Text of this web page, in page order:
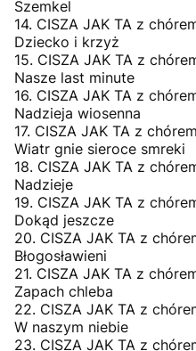
Szemkel
14. CISZA JAK TA z
Dziecko i krzyż
15. CISZA JAK TA z
Nasze last minute
16. CISZA JAK TA z
Nadzieja wiosenna
17. CISZA JAK TA z
Wiatr gnie sieroce smreki
18. CISZA JAK TA z
Nadzieje
19. CISZA JAK TA z
Dokąd jeszcze
20. CISZA JAK TA z
Błogosławieni
21. CISZA JAK TA z
Zapach chleba
22. CISZA JAK TA z
W naszym niebie
23. CISZA JAK TA z